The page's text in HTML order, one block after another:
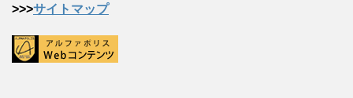
>>>サイトマップ